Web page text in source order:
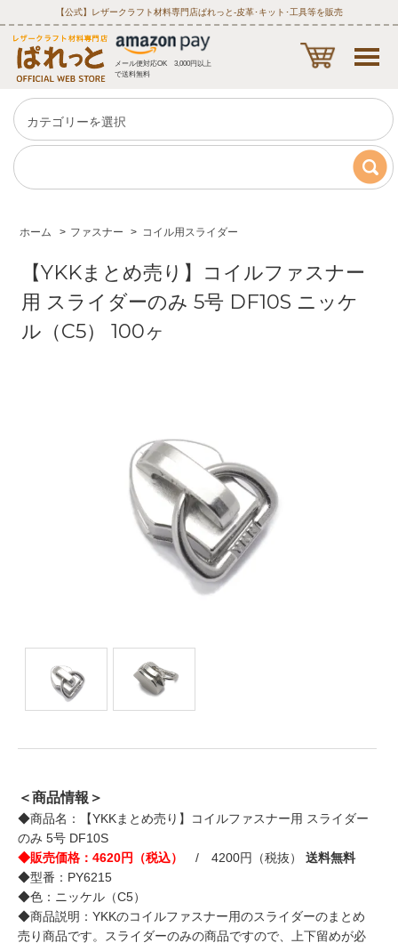
【公式】レザークラフト材料専門店ぱれっと‐皮革･キット･工具等を販売
メール便対応OK 3,000円以上
で送料無料
ホーム > ファスナー > コイル用スライダー
【YKKまとめ売り】コイルファスナー
用 スライダーのみ 5号 DF10S ニッケ
ル（C5） 100ヶ
＜商品情報＞
◆商品名：【YKKまとめ売り】コイルファスナー用 スライダー
のみ 5号 DF10S
◆販売価格：4620円（税込）
/ 4200円（税抜） 送料無料
◆型番：PY6215
◆色：ニッケル（C5）
◆商品説明：YKKのコイルファスナー用のスライダーのまとめ
売り商品です。スライダーのみの商品ですので、上下留めが必